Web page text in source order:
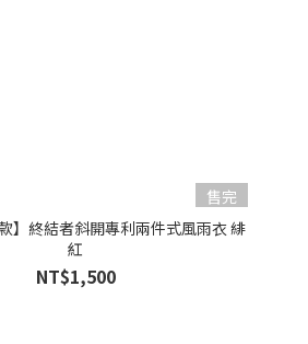
售完
】終結者斜開專利兩件式風雨衣 緋
紅
NT$1,500